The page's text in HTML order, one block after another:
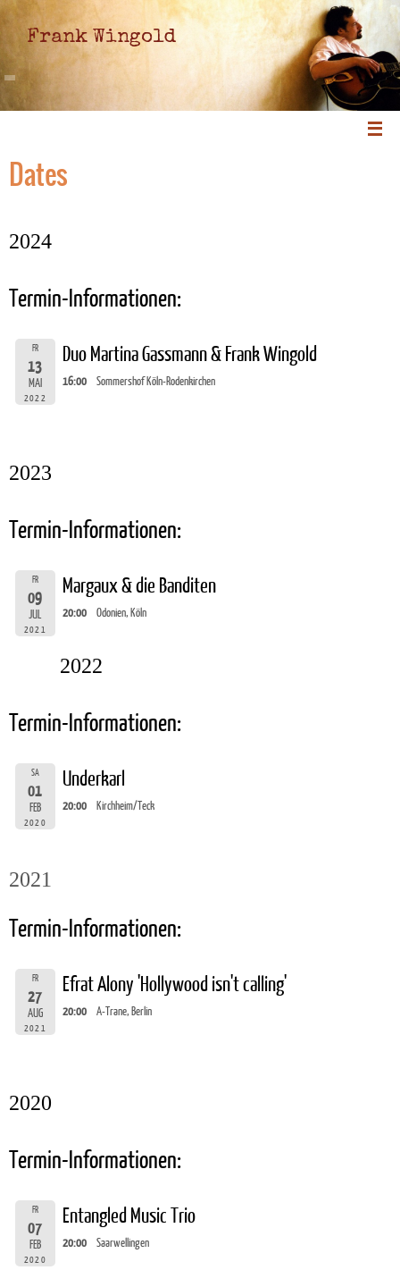
Frank Wingold
Dates
2024
Termin-Informationen:
FR
13
MAI
2022
Duo Martina Gassmann & Frank Wingold
16:00 Sommershof Köln-Rodenkirchen
2023
Termin-Informationen:
FR
09
JUL
2021
Margaux & die Banditen
20:00 Odonien, Köln
2022
Termin-Informationen:
SA
01
FEB
2020
Underkarl
20:00 Kirchheim/Teck
2021
Termin-Informationen:
FR
27
AUG
2021
Efrat Alony 'Hollywood isn't calling'
20:00 A-Trane, Berlin
2020
Termin-Informationen:
FR
07
FEB
2020
Entangled Music Trio
20:00 Saarwellingen